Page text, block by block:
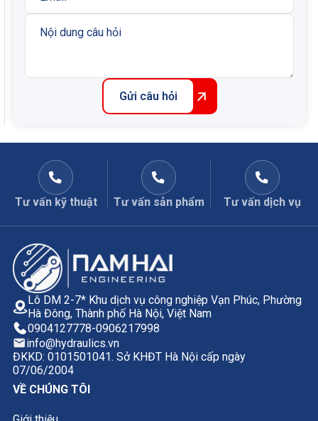
Gửi câu hỏi
Tư vấn kỹ thuật Tư vấn sản phẩm Tư vấn dịch vụ
Lô DM 2-7* Khu dịch vụ công nghiệp Vạn Phúc, Phường
Hà Đông, Thành phố Hà Nội, Việt Nam
0904127778-0906217998
info@hydraulics.vn
ĐKKD: 0101501041. Sở KHĐT Hà Nội cấp ngày
07/06/2004
VỀ CHÚNG TÔI